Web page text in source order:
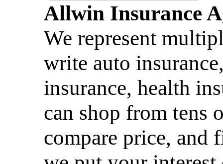
Allwin Insurance
We represent
write auto
insurance, health
can shop from tens
compare price, and